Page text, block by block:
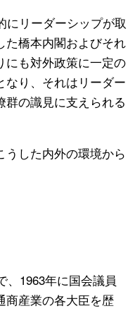
にリーダーシップが取
た橋本内閣およびそれ
にも対外政策に一定の
なり、それはリーダー
の識見に支えられる
うした内外の環境から
、1963年に国会議員
商産業の各大臣を歴